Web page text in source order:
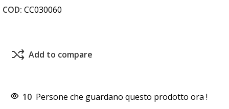
COD: CC030060
Add to compare
10 Persone che guardano questo prodotto ora !